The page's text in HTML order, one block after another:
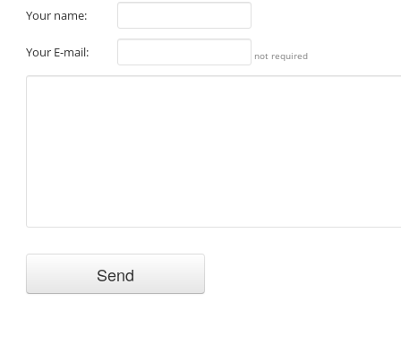
Your name:
Your E-mail: not required